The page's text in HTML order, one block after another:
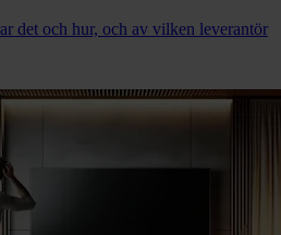
det och hur, och av vilken leverantör